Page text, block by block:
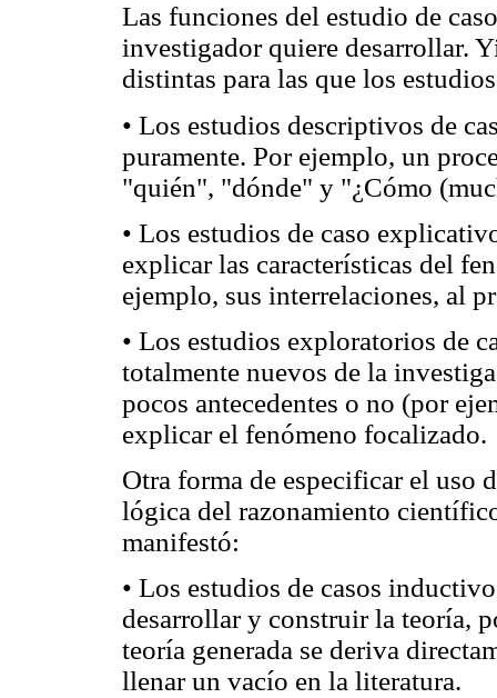
Las funciones del estudio de
investigador quiere desarrollar.
distintas para las que los
• Los estudios descriptivos de
puramente. Por ejemplo, un
"quién", "dónde" y "¿Cómo
• Los estudios de caso
explicar las características del
ejemplo, sus interrelaciones, al
• Los estudios exploratorios de
totalmente nuevos de la
pocos antecedentes o no (por
explicar el fenómeno focalizado.
Otra forma de especificar el uso
lógica del razonamiento
manifestó:
• Los estudios de casos
desarrollar y construir la teoría,
teoría generada se deriva
llenar un vacío en la literatura.